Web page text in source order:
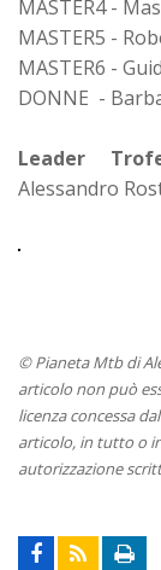
MASTER4 -
MASTER5 -
MASTER6 -
DONNE -
Leader
Alessandro
© Pianeta Mtb di
articolo non può
licenza concessa
articolo, in tutto o
autorizzazione